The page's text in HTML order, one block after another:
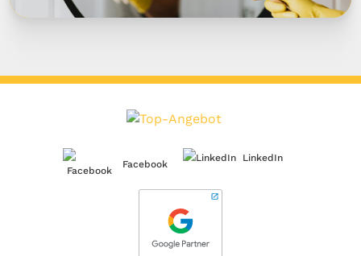
Facebook
LinkedIn